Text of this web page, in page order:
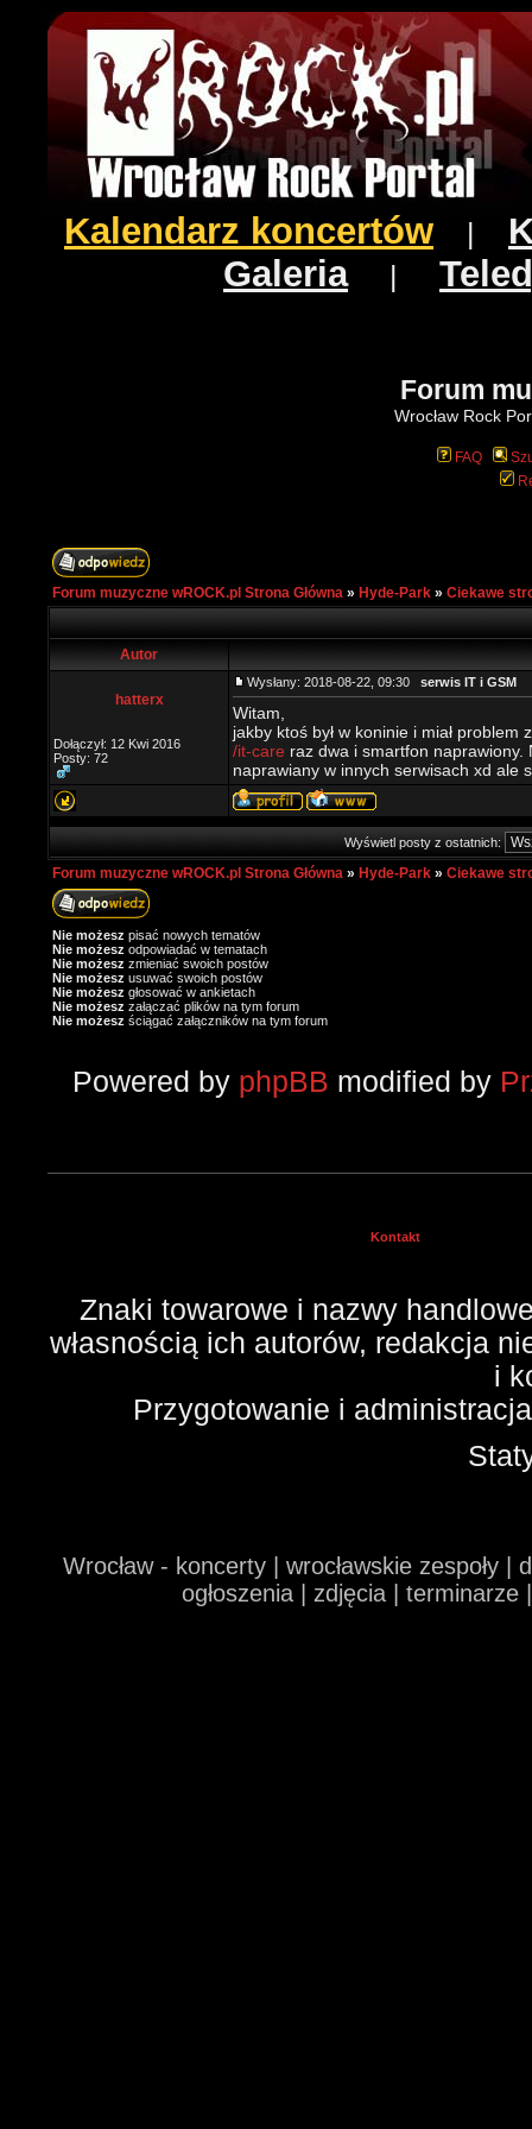
Kalendarz koncertów
Galeria|
Forum
Wrocław Rock
FAQ
Forum muzyczne wROCK.pl Strona Główna » Hyde-Park » Ciekawe
Autor
hatterx
Dołączył: 12 Kwi 2016
Posty: 72
Wysłany: 2018-08-22, 09:30 serwis IT i GSM
Witam,
jakby ktoś był w koninie i miał
/it-care raz dwa i smartfon naprawiony.
naprawiany w innych serwisach xd ale
Wyświetl posty z ostatnich:
Forum muzyczne wROCK.pl Strona Główna » Hyde-Park » Ciekawe
Nie możesz pisać nowych tematów
Nie możesz odpowiadać w tematach
Nie możesz zmieniać swoich postów
Nie możesz usuwać swoich postów
Nie możesz głosować w ankietach
Nie możesz załączać plików na tym forum
Nie możesz ściągać załączników na tym forum
Powered by phpBB modified by
Kontakt
Znaki towarowe i nazwy
własnością ich autorów, redakcja
i
Przygotowanie i
Wrocław - koncerty | wrocławskie zespoły
ogłoszenia | zdjęcia |